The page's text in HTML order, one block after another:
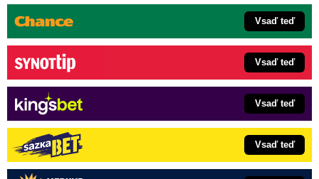
Vsaď teď
Vsaď teď
Vsaď teď
Vsaď teď